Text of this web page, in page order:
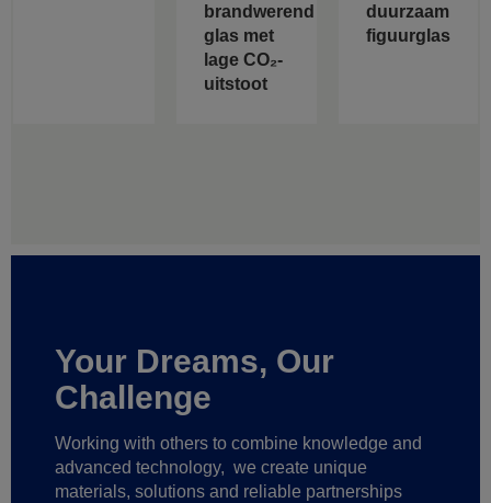
brandwerend
glas met
lage CO₂-
uitstoot
duurzaam
figuurglas
Your Dreams, Our
Challenge
Working with others to combine knowledge and
advanced technology, we create unique
materials, solutions and reliable partnerships